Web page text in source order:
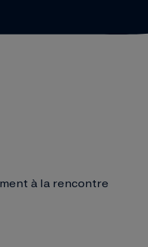
à la rencontre